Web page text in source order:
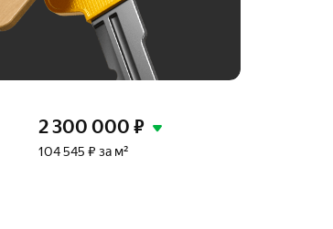
2 300 000 ₽
104 545 ₽ за м²